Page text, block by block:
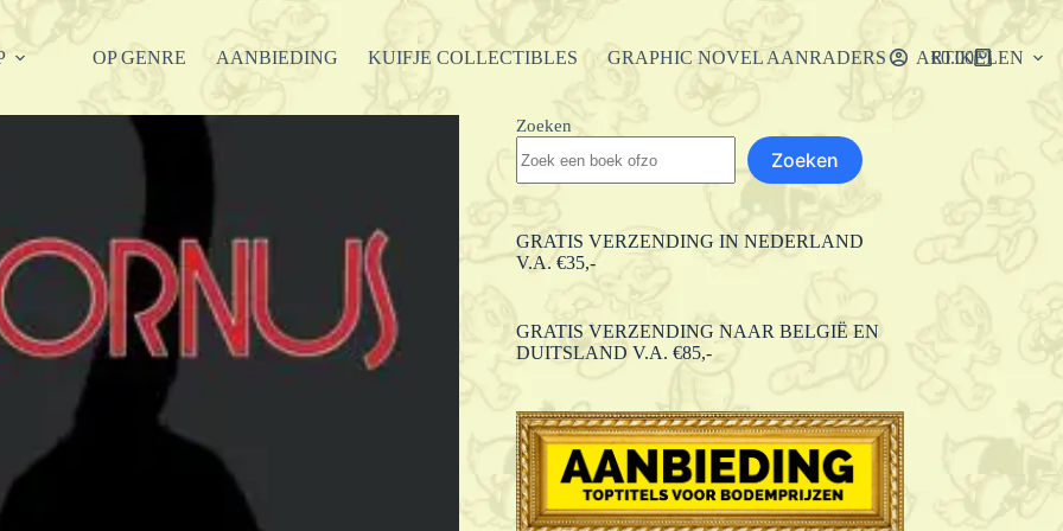
OP GENRE AANBIEDING KUIFJE COLLECTIBLES GRAPHIC NOVEL AANRADERS ARTIKELEN
Winkelwagen
€0.00
Zoeken
Zoeken
GRATIS VERZENDING IN NEDERLAND
V.A. €35,-
GRATIS VERZENDING NAAR BELGIË EN
DUITSLAND V.A. €85,-